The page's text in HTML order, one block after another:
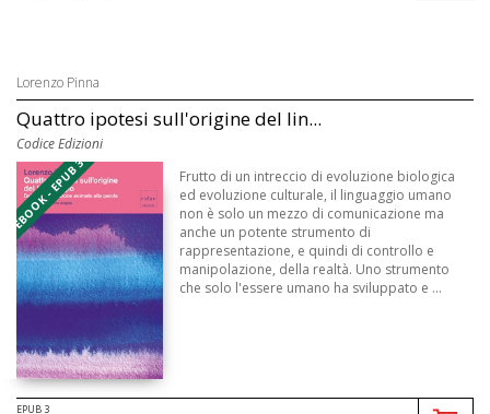
Lorenzo Pinna
Quattro ipotesi sull'origine del lin...
Codice Edizioni
EBOOK - EPUB 3
Frutto di un intreccio di evoluzione biologica
ed evoluzione culturale, il linguaggio umano
non è solo un mezzo di comunicazione ma
anche un potente strumento di
rappresentazione, e quindi di controllo e
manipolazione, della realtà. Uno strumento
che solo l'essere umano ha sviluppato e ...
EPUB 3